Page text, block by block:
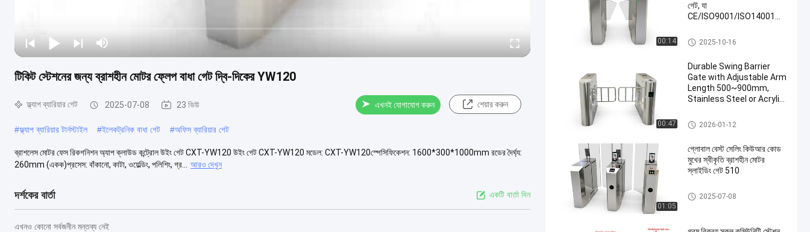
টিকিট স্টেশনের জন্য ব্রাশহীন মোটর ফ্লেপ বাধা গেট দ্বি-দিকের YW120
ফ্ল্যাপ ব্যারিয়ার গেট 2025-07-08 23 ভিউ এখনই যোগাযোগ করুন শেয়ার করুন
#ফ্ল্যাপ ব্যারিয়ার টার্নস্টাইল #ইলেকট্রনিক বাধা গেট #অফিস ব্যারিয়ার গেট
ব্রাশলেস মোটর ফেস রিকগনিশন অ্যাপ ক্লাউড কন্ট্রোল উইং গেট CXT-YW120 উইং গেট CXT-YW120 মডেল: CXT-YW120স্পেসিফিকেশন: 1600*300*1000mm রডের দৈর্ঘ্য:
260mm (একক)প্রসেস: বাঁকানো, কাটা, ওয়েল্ডিং, পলিশিং, গ্র...
আরও দেখুন
দর্শকের বার্তা একটি বার্তা দিন
এখনও কোনো সর্বজনীন মন্তব্য নেই
00:14
গেট, যা
CE/ISO9001/ISO14001
MTBF (গড় সময়ের মধ্যে ব্যর্থতা)।
ফ্ল্যাপ ব্যারিয়ার গেট
2025-10-16
00:47
Durable Swing Barrier
Gate with Adjustable Arm
Length 500~900mm,
Stainless Steel or Acrylic
and Outdoor Use
সুইং ব্যারিয়ার গেট
2026-01-12
01:05
গ্লোবাল বেস্ট সেলিং কিউআর কোড
মুখের স্বীকৃতি ব্রাশহীন মোটর
স্লাইডিং গেট 510
গ্লাস স্লাইডিং টার্নস্টাইল
2025-07-08